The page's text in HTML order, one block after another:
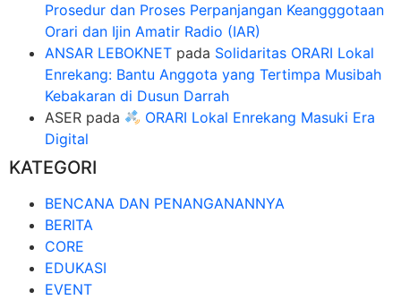
Prosedur dan Proses Perpanjangan Keangggotaan
Orari dan Ijin Amatir Radio (IAR)
ANSAR LEBOKNET pada Solidaritas ORARI Lokal
Enrekang: Bantu Anggota yang Tertimpa Musibah
Kebakaran di Dusun Darrah
ASER pada
ORARI Lokal Enrekang Masuki Era
Digital
KATEGORI
BENCANA DAN PENANGANANNYA
BERITA
CORE
EDUKASI
EVENT